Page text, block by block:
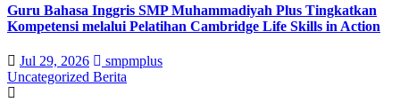
Guru Bahasa Inggris SMP Muhammadiyah Plus Tingkatkan
Kompetensi melalui Pelatihan Cambridge Life Skills in Action
Jul 29, 2026
smpmplus
Uncategorized Berita